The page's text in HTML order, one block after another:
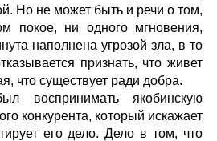
Но не может быть и речи о том,
покое, ни одного мгновения,
наполнена угрозой зла, в то
признать, что живет
что существует ради добра.
воспринимать якобинскую
конкурента, который искажает
его дело. Дело в том, что